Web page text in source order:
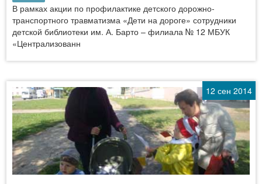
В рамках акции по профилактике детского дорожно-
транспортного травматизма «Дети на дороге» сотрудники
детской библиотеки им. А. Барто – филиала № 12 МБУК
«Централизованн
12 сен 2014